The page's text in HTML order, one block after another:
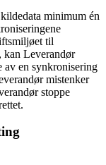
minimum én
til
kan Leverandør
av en synkronisering
mistenker
stoppe